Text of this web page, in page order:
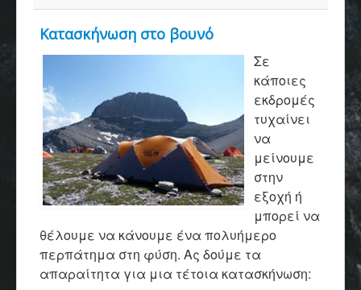
Κατασκήνωση στο βουνό
Σε
κάποιες
εκδρομές
τυχαίνει
να
μείνουμε
στην
εξοχή ή
μπορεί να
θέλουμε να κάνουμε ένα πολυήμερο
περπάτημα στη φύση. Ας δούμε τα
απαραίτητα για μια τέτοια κατασκήνωση: